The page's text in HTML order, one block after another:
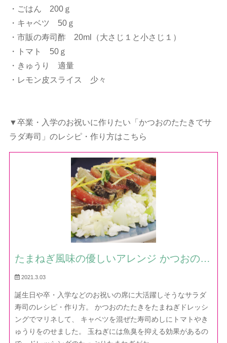
・ごはん 200ｇ
・キャベツ 50ｇ
・市販の寿司酢 20ml（大さじ１と小さじ１）
・トマト 50ｇ
・きゅうり 適量
・レモン皮スライス 少々
▼卒業・入学のお祝いに作りたい「かつおのたたきでサ
ラダ寿司」のレシピ・作り方はこちら
たまねぎ風味の優しいアレンジ かつおのた
たきでサラダ寿司 — レシピ・作り方｜ほ
だか村お料理びより
2021.3.03
誕生日や卒・入学などのお祝いの席に大活躍しそうなサラダ
寿司のレシピ・作り方。 かつおのたたきをたまねぎドレッシ
ングでマリネして、 キャベツを混ぜた寿司めしにトマトやき
ゅうりをのせました。 玉ねぎには魚臭を抑える効果があるの